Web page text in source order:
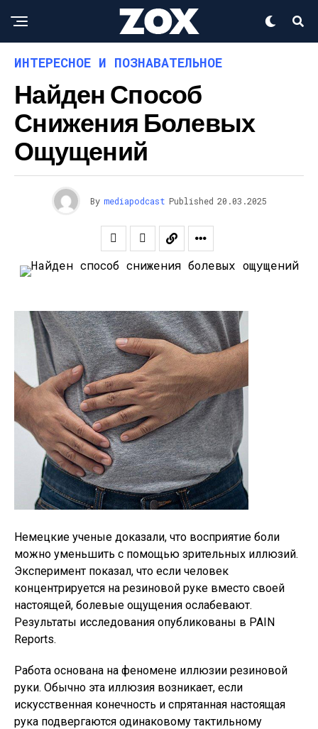
ИНТЕРЕСНОЕ И ПОЗНАВАТЕЛЬНОЕ
Найден Способ
Снижения Болевых
Ощущений
By mediapodcast Published 20.03.2025
Немецкие ученые доказали, что восприятие боли
можно уменьшить с помощью зрительных иллюзий.
Эксперимент показал, что если человек
концентрируется на резиновой руке вместо своей
настоящей, болевые ощущения ослабевают.
Результаты исследования опубликованы в PAIN
Reports.
Работа основана на феномене иллюзии резиновой
руки. Обычно эта иллюзия возникает, если
искусственная конечность и спрятанная настоящая
рука подвергаются одинаковому тактильному